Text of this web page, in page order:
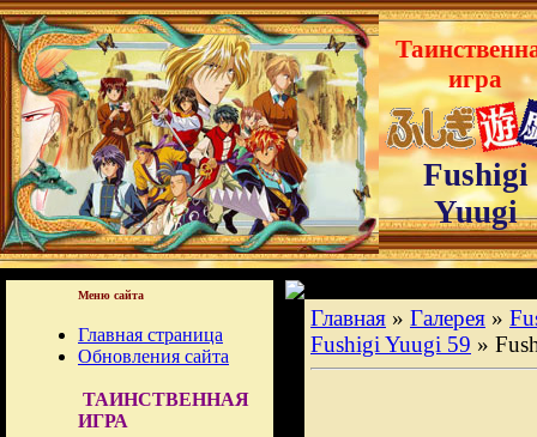
игра
Fushigi
Yuugi
Меню сайта
Главная страница
Обновления сайта
ТАИНСТВЕННАЯ
ИГРА
Главная » Галерея »
Fushigi Yuugi 59 »